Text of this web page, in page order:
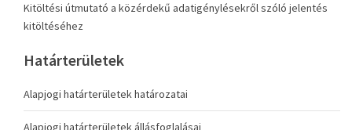
Kitöltési útmutató a közérdekű adatigénylésekről szóló jelentés
kitöltéséhez
Határterületek
Alapjogi határterületek határozatai
Alapjogi határterületek állásfoglalásai